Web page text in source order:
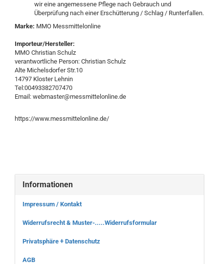
wir eine angemessene Pflege nach Gebrauch und
Überprüfung nach einer Erschütterung / Schlag / Runterfallen.
Marke: MMO Messmittelonline
Importeur/Hersteller:
MMO Christian Schulz
verantwortliche Person: Christian Schulz
Alte Michelsdorfer Str.10
14797 Kloster Lehnin
Tel:00493382707470
Email: webmaster@messmittelonline.de
https://www.messmittelonline.de/
Informationen
Impressum / Kontakt
Widerrufsrecht & Muster-.....Widerrufsformular
Privatsphäre + Datenschutz
AGB